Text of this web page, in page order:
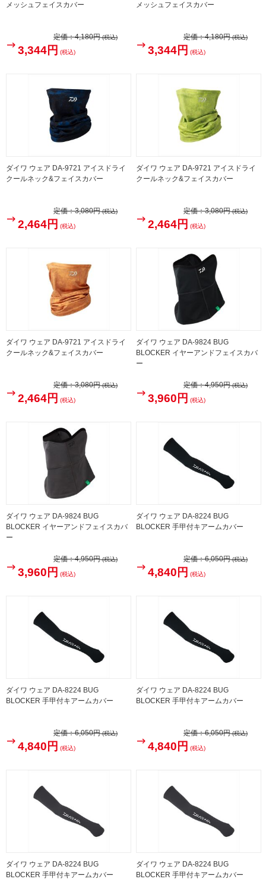
メッシュフェイスカバー
定価：4,180円(税込)
3,344円 (税込)
メッシュフェイスカバー
定価：4,180円(税込)
3,344円 (税込)
ダイワ ウェア DA-9721 アイスドライ
クールネック&フェイスカバー
定価：3,080円(税込)
2,464円 (税込)
ダイワ ウェア DA-9721 アイスドライ
クールネック&フェイスカバー
定価：3,080円(税込)
2,464円 (税込)
ダイワ ウェア DA-9721 アイスドライ
クールネック&フェイスカバー
定価：3,080円(税込)
2,464円 (税込)
ダイワ ウェア DA-9824 BUG
BLOCKER イヤーアンドフェイスカバ
ー
定価：4,950円(税込)
3,960円 (税込)
ダイワ ウェア DA-9824 BUG
BLOCKER イヤーアンドフェイスカバ
ー
定価：4,950円(税込)
3,960円 (税込)
ダイワ ウェア DA-8224 BUG
BLOCKER 手甲付キアームカバー
定価：6,050円(税込)
4,840円 (税込)
ダイワ ウェア DA-8224 BUG
BLOCKER 手甲付キアームカバー
定価：6,050円(税込)
4,840円 (税込)
ダイワ ウェア DA-8224 BUG
BLOCKER 手甲付キアームカバー
定価：6,050円(税込)
4,840円 (税込)
ダイワ ウェア DA-8224 BUG
BLOCKER 手甲付キアームカバー
ダイワ ウェア DA-8224 BUG
BLOCKER 手甲付キアームカバー